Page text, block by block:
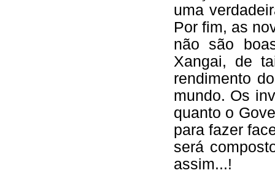
uma
Por fim, as
não são
Xangai, de
rendimento
mundo. Os
quanto o
para fazer
será
assim...!